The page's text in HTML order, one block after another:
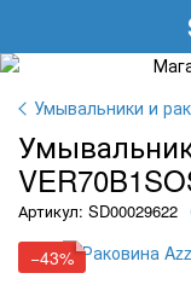
Умывальники и
Артикул: SD00029622
−43%